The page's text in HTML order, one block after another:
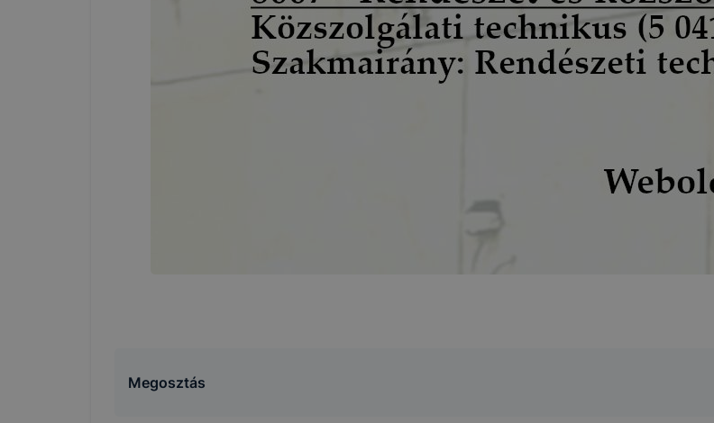
Megosztás
Hogyan ellenőrizheti és hogyan tudja kikapcsolni a
Minden modern böngésző[2]engedélyezi a cookie-k
változtatását. A legtöbb böngésző alapértelmezettként
Felhívjuk figyelmét, hogy mivel a cookie-k célja
folyamatainak megkönnyítése vagy lehetővé tétele, a